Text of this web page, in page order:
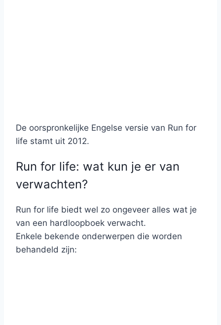
De oorspronkelijke Engelse versie van Run for
life stamt uit 2012.
Run for life: wat kun je er van
verwachten?
Run for life biedt wel zo ongeveer alles wat je
van een hardloopboek verwacht.
Enkele bekende onderwerpen die worden
behandeld zijn: